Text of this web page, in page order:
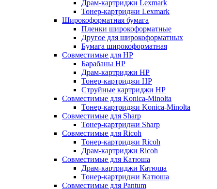
Драм-картриджи Lexmark
Тонер-картриджи Lexmark
Широкоформатная бумага
Пленки широкоформатные
Другое для широкоформатных
Бумага широкоформатная
Совместимые для HP
Барабаны HP
Драм-картриджи HP
Тонер-картриджи HP
Струйные картриджи HP
Совместимые для Konica-Minolta
Тонер-картриджи Konica-Minolta
Совместимые для Sharp
Тонер-картриджи Sharp
Совместимые для Ricoh
Тонер-картриджи Ricoh
Драм-картриджи Ricoh
Совместимые для Катюша
Драм-картриджи Катюша
Тонер-картриджи Катюша
Совместимые для Pantum